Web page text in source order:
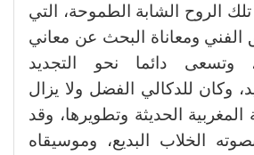
تلك الروح الشابة الطموحة، التي
ومعاناة البحث عن معاني
وتسعى دائما نحو التجديد
وكان للدكالي الفضل ولا يزال
الحديثة وتطويرها، وقد
الخلاب البديع، وموسيقاه